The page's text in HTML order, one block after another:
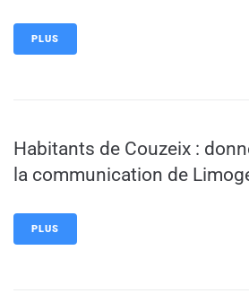
PLUS
Habitants de Couzeix :
la communication de
PLUS